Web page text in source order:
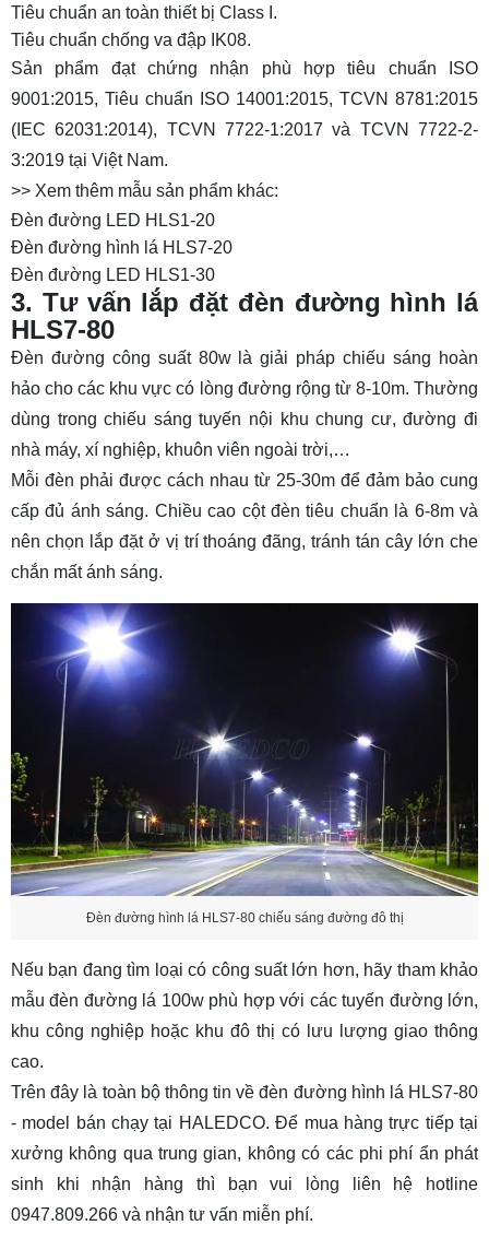
Tiêu chuẩn an toàn thiết bị Class I.
Tiêu chuẩn chống va đập IK08.
Sản phẩm đạt chứng nhận phù hợp tiêu chuẩn ISO
9001:2015, Tiêu chuẩn ISO 14001:2015, TCVN 8781:2015
(IEC 62031:2014), TCVN 7722-1:2017 và TCVN 7722-2-
3:2019 tại Việt Nam.
>> Xem thêm mẫu sản phẩm khác:
Đèn đường LED HLS1-20
Đèn đường hình lá HLS7-20
Đèn đường LED HLS1-30
3. Tư vấn lắp đặt đèn đường hình lá
HLS7-80
Đèn đường công suất 80w là giải pháp chiếu sáng hoàn
hảo cho các khu vực có lòng đường rộng từ 8-10m. Thường
dùng trong chiếu sáng tuyến nội khu chung cư, đường đi
nhà máy, xí nghiệp, khuôn viên ngoài trời,…
Mỗi đèn phải được cách nhau từ 25-30m để đảm bảo cung
cấp đủ ánh sáng. Chiều cao cột đèn tiêu chuẩn là 6-8m và
nên chọn lắp đặt ở vị trí thoáng đãng, tránh tán cây lớn che
chắn mất ánh sáng.
Đèn đường hình lá HLS7-80 chiếu sáng đường đô thị
Nếu bạn đang tìm loại có công suất lớn hơn, hãy tham khảo
mẫuđèn đường lá 100wphù hợp với các tuyến đường lớn,
khu công nghiệp hoặc khu đô thị có lưu lượng giao thông
cao.
Trên đây là toàn bộ thông tin về đèn đường hình lá HLS7-80
- model bán chạy tại HALEDCO. Để mua hàng trực tiếp tại
xưởng không qua trung gian, không có các phi phí ẩn phát
sinh khi nhận hàng thì bạn vui lòng liên hệ hotline
0947.809.266 và nhận tư vấn miễn phí.